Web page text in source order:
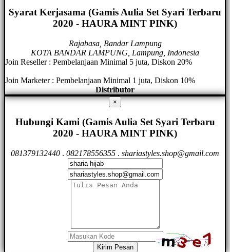
Syarat Kerjasama (Gamis Aulia Set Syari Terbaru
2020 - HAURA MINT PINK)
Rajabasa, Bandar Lampung
KOTA BANDAR LAMPUNG, Lampung, Indonesia
Join Reseller : Pembelanjaan Minimal 5 juta, Diskon 20%
Join Marketer : Pembelanjaan Minimal 1 juta, Diskon 10%
Distributor
×
Hubungi Kami (Gamis Aulia Set Syari Terbaru
2020 - HAURA MINT PINK)
081379132440 . 082178556355 . shariastyles.shop@gmail.com
Kirim Pesan